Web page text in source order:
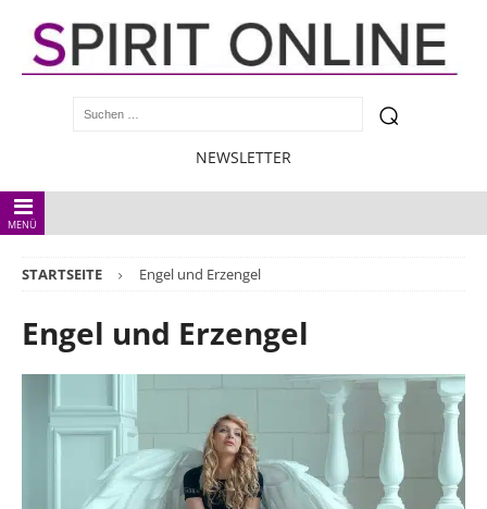
NEWSLETTER
MENÜ
STARTSEITE Engel und Erzengel
Engel und Erzengel